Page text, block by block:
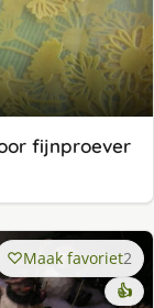
fijnproever
Maak favoriet2
👍